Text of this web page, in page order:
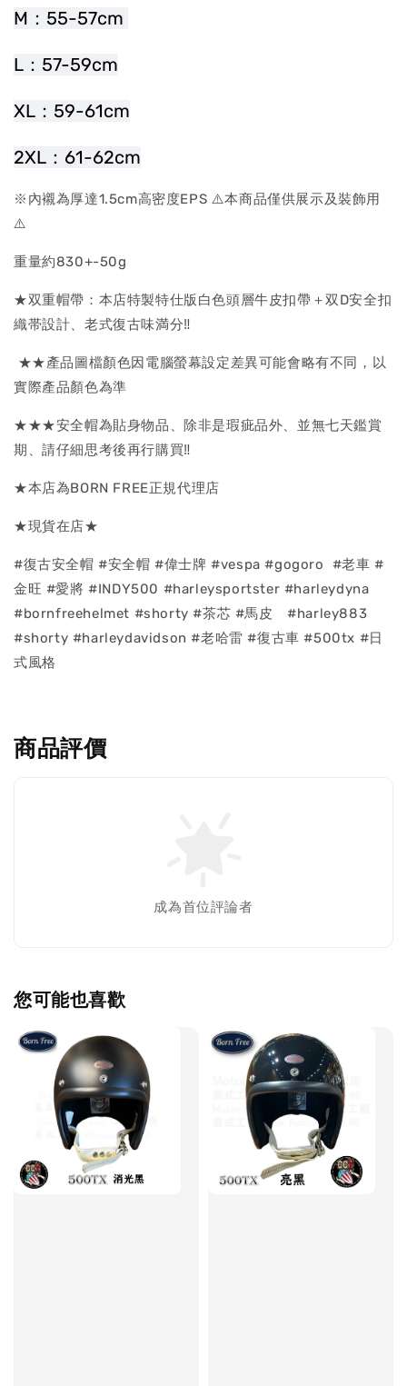
M：55-57cm
L：57-59cm
XL：59-61cm
2XL：61-62cm
※內襯為厚達1.5cm高密度EPS ⚠️本商品僅供展示及裝飾用
⚠️
重量約830+-50g
★双重帽帶：本店特製特仕版白色頭層牛皮扣帶＋双D安全扣
織帯設計、老式復古味満分‼
★★產品圖檔顏色因電腦螢幕設定差異可能會略有不同，以
實際產品顏色為準
★★★安全帽為貼身物品、除非是瑕疵品外、並無七天鑑賞
期、請仔細思考後再行購買‼
★本店為BORN FREE正規代理店
★現貨在店★
#復古安全帽 #安全帽 #偉士牌 #vespa #gogoro #老車 #
金旺 #愛將 #INDY500 #harleysportster #harleydyna
#bornfreehelmet #shorty #茶芯 #馬皮 #harley883
#shorty #harleydavidson #老哈雷 #復古車 #500tx #日
式風格
商品評價
成為首位評論者
您可能也喜歡